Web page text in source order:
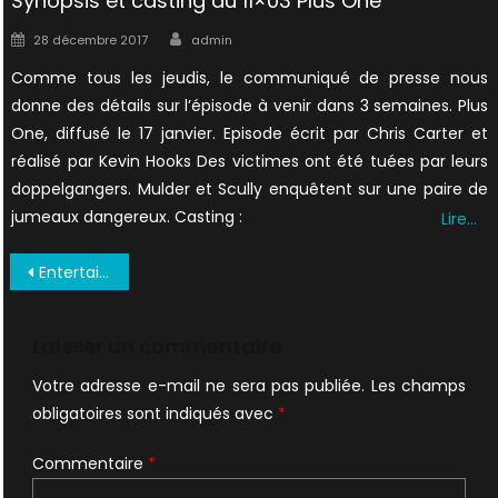
Posted
28 décembre 2017 Author
admin
Comme tous les jeudis, le communiqué de presse nous
donne des détails sur l’épisode à venir dans 3 semaines. Plus
One, diffusé le 17 janvier. Episode écrit par Chris Carter et
réalisé par Kevin Hooks Des victimes ont été tuées par leurs
doppelgangers. Mulder et Scully enquêtent sur une paire de
jumeaux dangereux. Casting :
Lire…
Navigation
Entertainment Weekly #436, 1998 06 12 (X Files) (C) 0061
Votre adresse e-mail ne sera pas publiée. Les champs
obligatoires sont indiqués avec *
Commentaire *